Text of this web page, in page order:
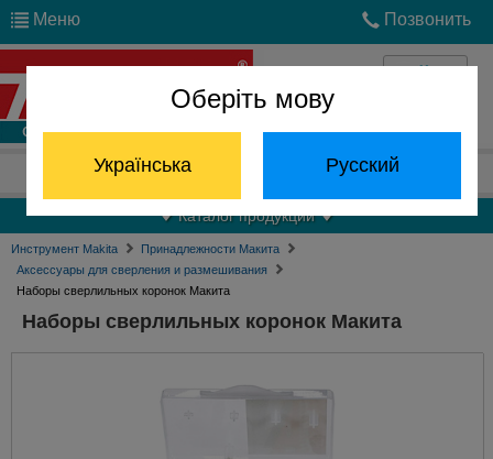
Оберіть мову
Українська Русский
Меню Позвонить
Войти
Отдел запчастей: (068) 824-24-24
Каталог продукции
Инструмент Makita
Принадлежности Макита
Аксессуары для сверления и размешивания
Наборы сверлильных коронок Макита
Наборы сверлильных коронок Макита